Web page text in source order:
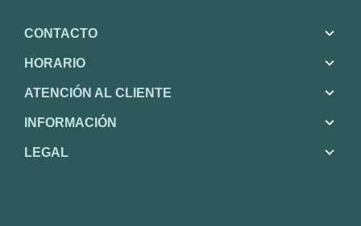
CONTACTO
HORARIO
ATENCIÓN AL CLIENTE
INFORMACIÓN
LEGAL